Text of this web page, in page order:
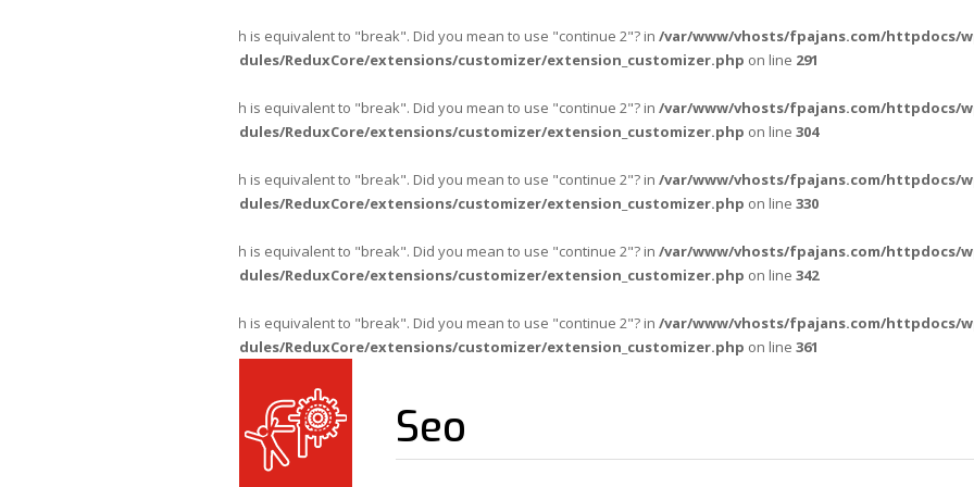
: "continue" targeting switch is equivalent to "break". Did you mean to use "continue 2"? in /var/www/vhosts/fpajans.com/httpdocs/
content/themes/fpajans/inc/modules/ReduxCore/extensions/customizer/extension_customizer.php on line 291
: "continue" targeting switch is equivalent to "break". Did you mean to use "continue 2"? in /var/www/vhosts/fpajans.com/httpdocs/
content/themes/fpajans/inc/modules/ReduxCore/extensions/customizer/extension_customizer.php on line 304
: "continue" targeting switch is equivalent to "break". Did you mean to use "continue 2"? in /var/www/vhosts/fpajans.com/httpdocs/
content/themes/fpajans/inc/modules/ReduxCore/extensions/customizer/extension_customizer.php on line 330
: "continue" targeting switch is equivalent to "break". Did you mean to use "continue 2"? in /var/www/vhosts/fpajans.com/httpdocs/
content/themes/fpajans/inc/modules/ReduxCore/extensions/customizer/extension_customizer.php on line 342
: "continue" targeting switch is equivalent to "break". Did you mean to use "continue 2"? in /var/www/vhosts/fpajans.com/httpdocs/
content/themes/fpajans/inc/modules/ReduxCore/extensions/customizer/extension_customizer.php on line 361
Seo